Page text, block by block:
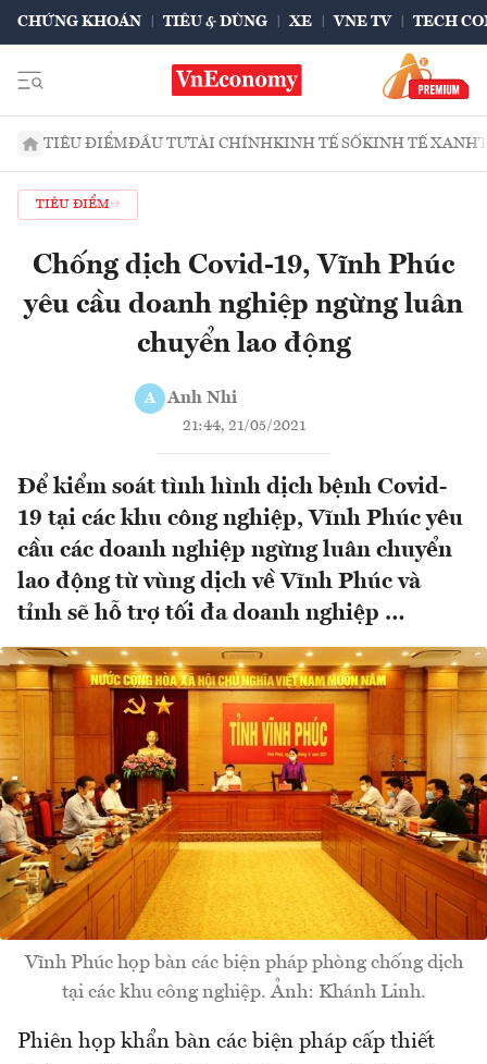
CHỨNG KHOÁN TIÊU & DÙNG XE VNE TV TECH
TIÊU ĐIỂMĐẦU TƯTÀI CHÍNHKINH TẾ SỐKINH TẾ XANH
TIÊU ĐIỂM
Chống dịch Covid-19, Vĩnh Phúc
yêu cầu doanh nghiệp ngừng luân
chuyển lao động
A Anh Nhi
21:44, 21/05/2021
Để kiểm soát tình hình dịch bệnh Covid-
19 tại các khu công nghiệp, Vĩnh Phúc yêu
cầu các doanh nghiệp ngừng luân chuyển
lao động từ vùng dịch về Vĩnh Phúc và
tỉnh sẽ hỗ trợ tối đa doanh nghiệp …
Vĩnh Phúc họp bàn các biện pháp phòng chống dịch
tại các khu công nghiệp. Ảnh: Khánh Linh.
Phiên họp khẩn bàn các biện pháp cấp thiết